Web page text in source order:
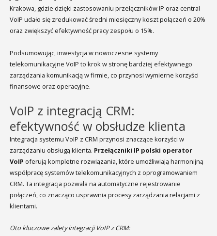
Krakowa, gdzie dzięki zastosowaniu przełączników IP oraz central
VoIP udało się zredukować średni miesięczny koszt połączeń o 20%
oraz zwiększyć efektywność pracy zespołu o 15%.
Podsumowując, inwestycja w nowoczesne systemy
telekomunikacyjne VoIP to krok w stronę bardziej efektywnego
zarządzania komunikacją w firmie, co przynosi wymierne korzyści
finansowe oraz operacyjne.
VoIP z integracją CRM:
efektywność w obsłudze klienta
Integracja systemu VoIP z CRM przynosi znaczące korzyści w
zarządzaniu obsługą klienta. Przełączniki IP polski operator
VoIP oferują kompletne rozwiązania, które umożliwiają harmonijną
współpracę systemów telekomunikacyjnych z oprogramowaniem
CRM. Ta integracja pozwala na automatyczne rejestrowanie
połączeń, co znacząco usprawnia procesy zarządzania relacjami z
klientami.
Oto kluczowe zalety integracji VoIP z CRM: